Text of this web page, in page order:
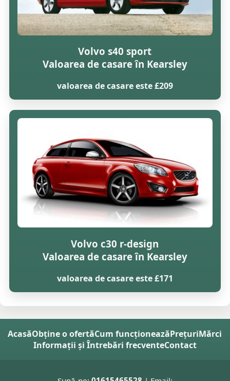
Volvo s40 sport
Valoarea de casare în Kearsley
valoarea de casare este £209
Volvo c30 r-design
Valoarea de casare în Kearsley
valoarea de casare este £171
AcasăObține o ofertăCum funcționeazăPrețuriMărci
Informații și Întrebări frecventeContact